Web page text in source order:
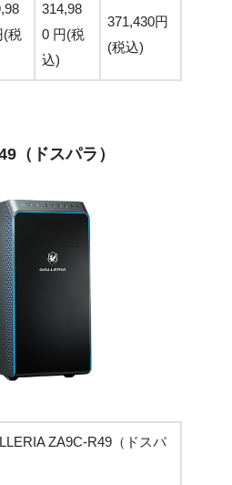
(税
314,98
0 円(税
込)
371,430円
(税込)
（ドスパラ）
ZA9C-R49（ドスパ